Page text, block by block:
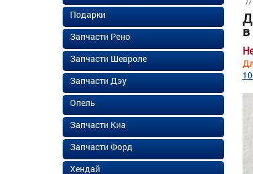
в
Подарки
Запчасти Рено
Запчасти Шевроле
Запчасти Дэу
Опель
Запчасти Киа
Запчасти Форд
Хендай